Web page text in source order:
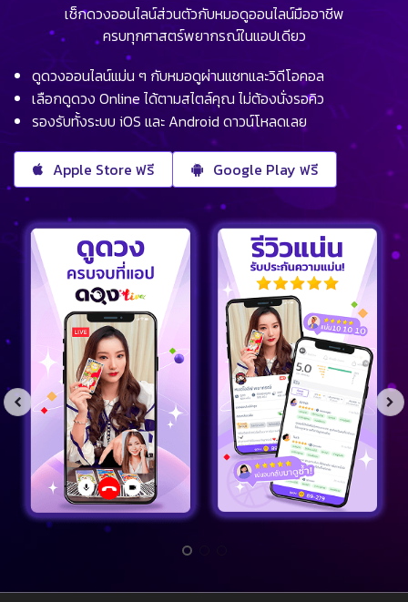
เช็กดวงออนไลน์ส่วนตัวกับหมอดูออนไลน์มืออาชีพ
ครบทุกศาสตร์พยากรณ์ในแอปเดียว
ดูดวงออนไลน์แม่น ๆ กับหมอดูผ่านแชทและวิดีโอคอล
เลือกดูดวง Online ได้ตามสไตล์คุณ ไม่ต้องนั่งรอคิว
รองรับทั้งระบบ iOS และ Android ดาวน์โหลดเลย
Apple Store ฟรี Google Play ฟรี